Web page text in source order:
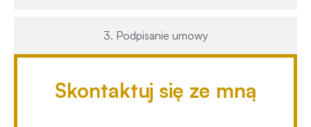
3. Podpisanie umowy
Skontaktuj się ze mną